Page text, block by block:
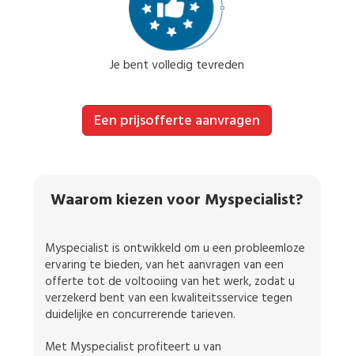
Je bent volledig tevreden
Een prijsofferte aanvragen
Waarom kiezen voor Myspecialist?
Myspecialist is ontwikkeld om u een probleemloze
ervaring te bieden, van het aanvragen van een
offerte tot de voltooiing van het werk, zodat u
verzekerd bent van een kwaliteitsservice tegen
duidelijke en concurrerende tarieven.
Met Myspecialist profiteert u van